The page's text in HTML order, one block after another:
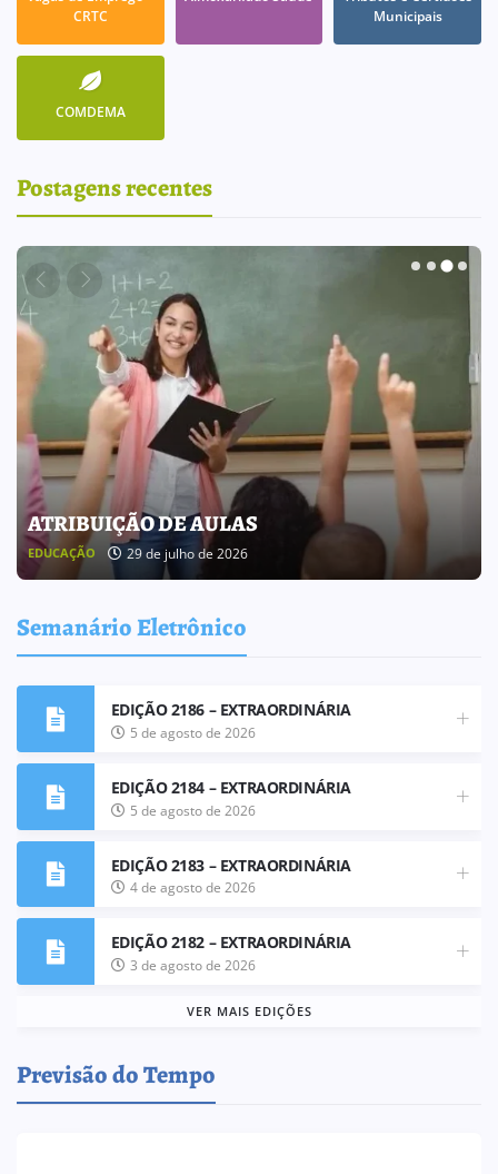
CRTC
Municipais
COMDEMA
Postagens recentes
BOLETIM INFORMATIVO 238
BOLETIM INFORMATIVO 25 de julho de 2026
Semanário Eletrônico
EDIÇÃO 2186 – EXTRAORDINÁRIA
5 de agosto de 2026
EDIÇÃO 2184 – EXTRAORDINÁRIA
5 de agosto de 2026
EDIÇÃO 2183 – EXTRAORDINÁRIA
4 de agosto de 2026
EDIÇÃO 2182 – EXTRAORDINÁRIA
3 de agosto de 2026
VER MAIS EDIÇÕES
Previsão do Tempo